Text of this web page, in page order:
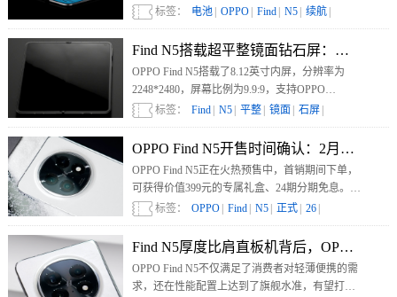
突破，大容量有效缓解用户电量焦虑。
标签： 电池 OPPO Find N5 续航
Find N5搭载超平整镜面钻石屏：全球首个
OPPO Find N5搭载了8.12英寸内屏，分辨率为
2248*2480，屏幕比例为9.9:9，支持OPPO
ProXDR显示、1-120Hz自由动态刷新率，无论是
看视频，还是玩游戏，都能带来极佳的观感。
标签： Find N5 平整 镜面 石屏
OPPO Find N5开售时间确认：2月26日正
OPPO Find N5正在火热预售中，首销期间下单，
可获得价值399元的专属礼盒、24期分期免息。针
对Find N系列的老用户和iPhone用户，OPPO Find
N5推出换新补贴，最高补贴1800元。
标签： OPPO Find N5 正式 26
Find N5厚度比肩直板机背后，OPPO将开
OPPO Find N5不仅满足了消费者对轻薄便携的需
求，还在性能配置上达到了旗舰水准，有望打破